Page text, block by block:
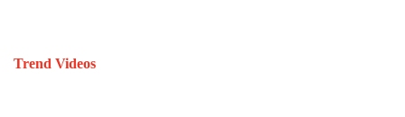
Trend Videos